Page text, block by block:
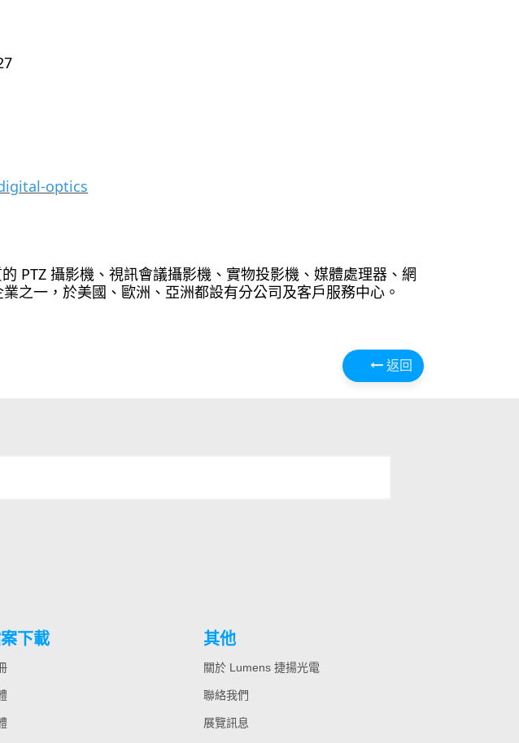
optics
PTZ 攝影機、視訊會議攝影機、實物投影機、媒體處理器、網
之一，於美國、歐洲、亞洲都設有分公司及客戶服務中心。
返回
下載 其他
關於 Lumens 捷揚光電
聯絡我們
展覽訊息